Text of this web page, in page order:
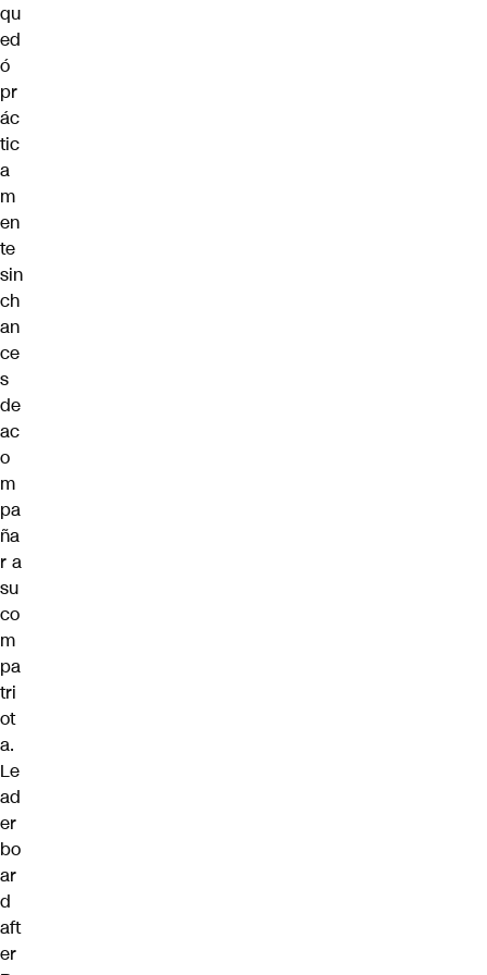
qu
ed
ó
pr
ác
tic
a
m
en
te
sin
ch
an
ce
s
de
ac
o
m
pa
ña
r a
su
co
m
pa
tri
ot
a.
Le
ad
er
bo
ar
d
aft
er